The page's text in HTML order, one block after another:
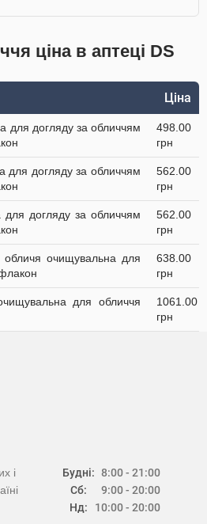
ціна в аптеці DS
Ціна
для догляду за обличчям
498.00
грн
для догляду за обличчям
562.00
грн
догляду за обличчям
562.00
грн
очищувальна для
638.00
грн
для обличчя
1061.00
грн
Будні:
Сб:
Нд:
8:00 - 21:00
9:00 - 20:00
10:00 - 20:00
і